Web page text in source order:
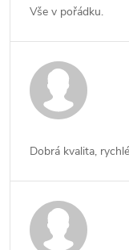
Vše v pořádku.
Dobrá kvalita,